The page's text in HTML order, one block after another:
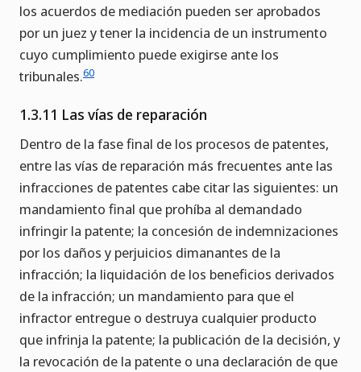
los acuerdos de mediación pueden ser aprobados
por un juez y tener la incidencia de un instrumento
cuyo cumplimiento puede exigirse ante los
tribunales.60
1.3.11 Las vías de reparación
Dentro de la fase final de los procesos de patentes,
entre las vías de reparación más frecuentes ante las
infracciones de patentes cabe citar las siguientes: un
mandamiento final que prohíba al demandado
infringir la patente; la concesión de indemnizaciones
por los daños y perjuicios dimanantes de la
infracción; la liquidación de los beneficios derivados
de la infracción; un mandamiento para que el
infractor entregue o destruya cualquier producto
que infrinja la patente; la publicación de la decisión, y
la revocación de la patente o una declaración de que